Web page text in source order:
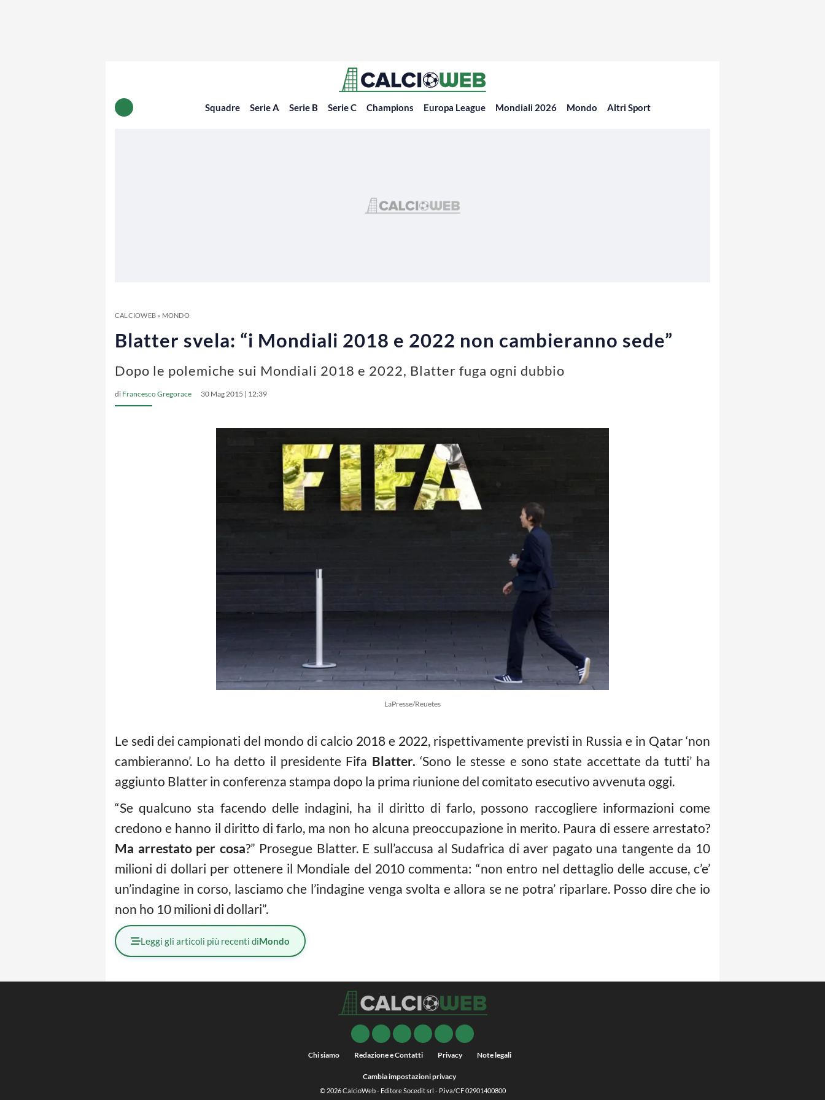
Squadre Serie A Serie B Serie C Champions Europa League Mondiali 2026 Mondo Altri Sport
CALCIOWEB» MONDO
Blatter svela: “i Mondiali 2018 e 2022 non cambieranno sede”
Dopo le polemiche sui Mondiali 2018 e 2022, Blatter fuga ogni dubbio
di Francesco Gregorace 30 Mag 2015 | 12:39
LaPresse/Reuetes
Le sedi dei campionati del mondo di calcio 2018 e 2022, rispettivamente previsti in Russia e in Qatar ‘non
cambieranno’. Lo ha detto il presidente Fifa Blatter. ‘Sono le stesse e sono state accettate da tutti’ ha
aggiunto Blatter in conferenza stampa dopo la prima riunione del comitato esecutivo avvenuta oggi.
“Se qualcuno sta facendo delle indagini, ha il diritto di farlo, possono raccogliere informazioni come
credono e hanno il diritto di farlo, ma non ho alcuna preoccupazione in merito. Paura di essere arrestato?
Ma arrestato per cosa?” Prosegue Blatter. E sull’accusa al Sudafrica di aver pagato una tangente da 10
milioni di dollari per ottenere il Mondiale del 2010 commenta: “non entro nel dettaglio delle accuse, c’e’
un’indagine in corso, lasciamo che l’indagine venga svolta e allora se ne potra’ riparlare. Posso dire che io
non ho 10 milioni di dollari”.
Leggi gli articoli più recenti diMondo
Chi siamo Redazione e Contatti Privacy Note legali
Cambia impostazioni privacy
© 2026CalcioWeb- Editore Socedit srl - P.iva/CF 02901400800